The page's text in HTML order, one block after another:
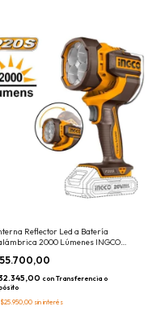
Reflector Led a Batería
2000 Lúmenes INGCO
con Transferencia o
$25.950,00 sin interés